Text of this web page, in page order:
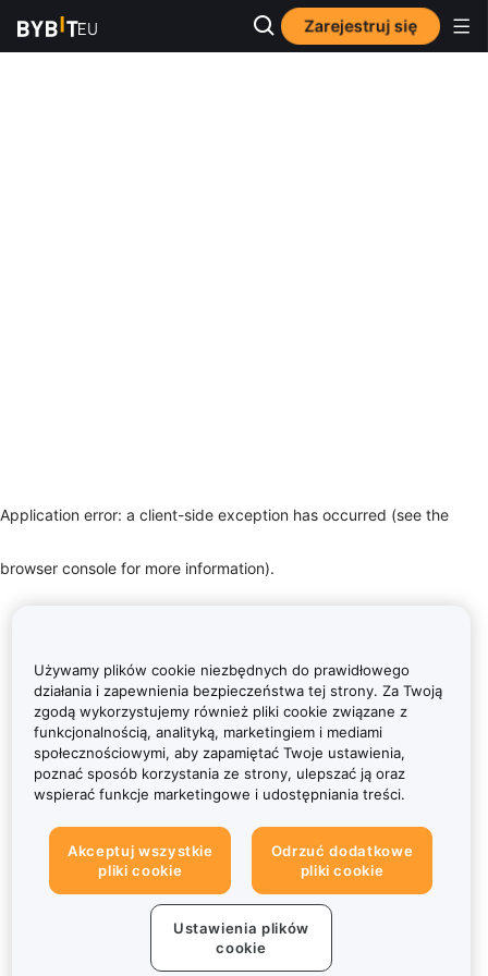
Zarejestruj się
Application error: a client-side exception has occurred (see the
browser console for more information).
Używamy plików cookie niezbędnych do prawidłowego
działania i zapewnienia bezpieczeństwa tej strony. Za Twoją
zgodą wykorzystujemy również pliki cookie związane z
funkcjonalnością, analityką, marketingiem i mediami
społecznościowymi, aby zapamiętać Twoje ustawienia,
poznać sposób korzystania ze strony, ulepszać ją oraz
wspierać funkcje marketingowe i udostępniania treści.
Akceptuj wszystkie
pliki cookie
Odrzuć dodatkowe
pliki cookie
Ustawienia plików
cookie